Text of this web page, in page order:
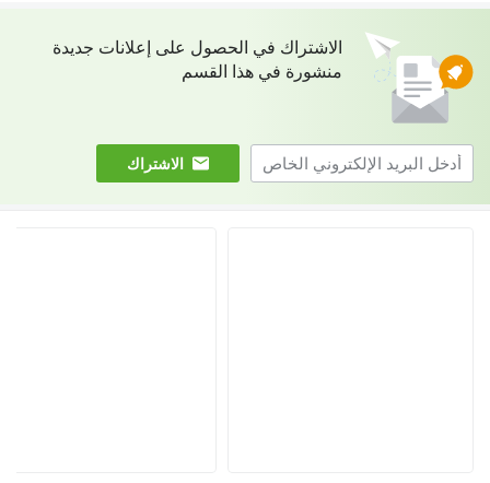
في الحصول على إعلانات جديدة
في هذا القسم
الاشتراك